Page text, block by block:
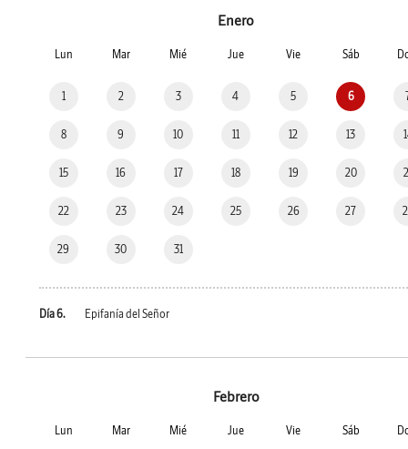
Enero
Lun Mar Mié Jue Vie Sáb
1 2 3 4 5 6
8 9 10 11 12 13
15 16 17 18 19 20
22 23 24 25 26 27
29 30 31
Día 6. Epifanía del Señor
Febrero
Lun Mar Mié Jue Vie Sáb